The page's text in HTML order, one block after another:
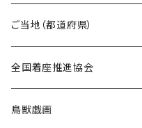
トートバッグ
国道0～99号線
国道100～199号線
Tシャツ
キャップ
ステッカー
ROUTE 0～99号線
ROUTE100～199号線
Tシャツ
ROUTE 0～99号線
キャップ
ご当地（都道府県）
北海道
青森県
全国着座推進協会
ステッカー
鳥獣戯画